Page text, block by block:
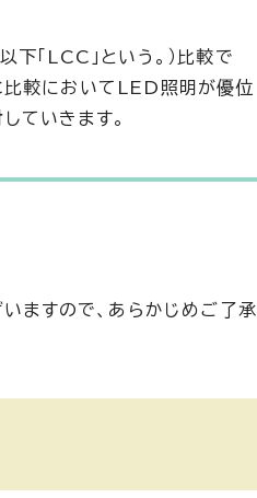
「LCC」という。）比較で
比較においてLED照明が優位
ていきます。
ますので、あらかじめご了承